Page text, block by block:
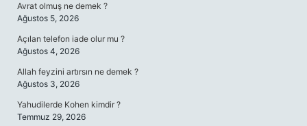
Avrat olmuş ne demek ?
Ağustos 5, 2026
Açılan telefon iade olur mu ?
Ağustos 4, 2026
Allah feyzini artırsın ne demek ?
Ağustos 3, 2026
Yahudilerde Kohen kimdir ?
Temmuz 29, 2026